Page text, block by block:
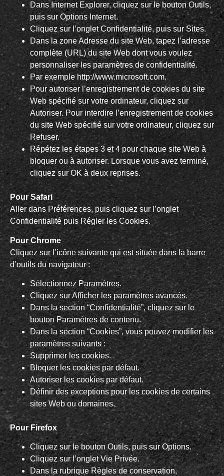
Dans Internet Explorer, cliquez sur le bouton Outils,
puis sur Options Internet.
Cliquez sur l’onglet Confidentialité, puis sur Sites.
Dans la zone Adresse du site Web, tapez l’adresse
complète (URL) du site Web dont vous voulez
personnaliser les paramètres de confidentialité.
Par exemple http://www.microsoft.com.
Pour autoriser l’enregistrement de cookies du site
Web spécifié sur votre ordinateur, cliquez sur
Autoriser. Pour interdire l’enregistrement de cookies
du site Web spécifié sur votre ordinateur, cliquez sur
Refuser.
Répétez les étapes 3 et 4 pour chaque site Web à
bloquer ou à autoriser. Lorsque vous avez terminé,
cliquez sur OK à deux reprises.
Pour Safari
Aller dans Préférences, puis cliquez sur l’onglet
Confidentialité puis Régler les Cookies.
Pour Chrome
Cliquez sur l’icône suivante qui est située dans la barre
d’outils du navigateur :
Sélectionnez Paramètres.
Cliquez sur Afficher les paramètres avancés.
Dans la section “Confidentialité”, cliquez sur le
bouton Paramètres de contenu.
Dans la section “Cookies”, vous pouvez modifier les
paramètres suivants :
Supprimer les cookies.
Bloquer les cookies par défaut.
Autoriser les cookies par défaut.
Définir des exceptions pour les cookies de certains
sites Web ou domaines.
Pour Firefox
Cliquez sur le bouton Outils, puis sur Options.
Cliquez sur l’onglet Vie Privée.
Dans la rubrique Règles de conservation,